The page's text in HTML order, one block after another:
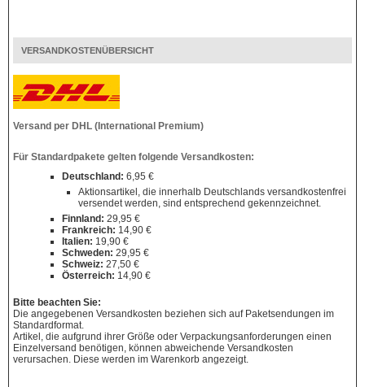
VERSANDKOSTENÜBERSICHT
Versand per DHL (International Premium)
Für Standardpakete gelten folgende Versandkosten:
Deutschland: 6,95 €
Aktionsartikel, die innerhalb Deutschlands versandkostenfrei
versendet werden, sind entsprechend gekennzeichnet.
Finnland: 29,95 €
Frankreich: 14,90 €
Italien: 19,90 €
Schweden: 29,95 €
Schweiz: 27,50 €
Österreich: 14,90 €
Bitte beachten Sie:
Die angegebenen Versandkosten beziehen sich auf Paketsendungen im
Standardformat.
Artikel, die aufgrund ihrer Größe oder Verpackungsanforderungen einen
Einzelversand benötigen, können abweichende Versandkosten
verursachen. Diese werden im Warenkorb angezeigt.